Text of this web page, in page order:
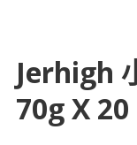
Jerhigh
70g X 20